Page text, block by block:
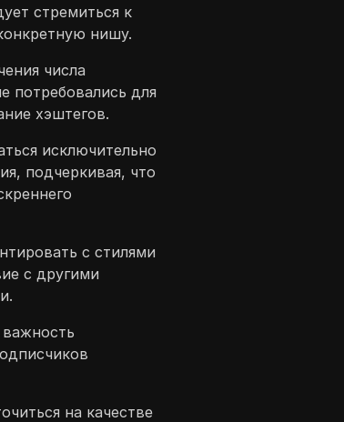
стремиться к
нишу.
числа
потребовались для
хэштегов.
исключительно
подчеркивая, что
с стилями
с другими
на качестве